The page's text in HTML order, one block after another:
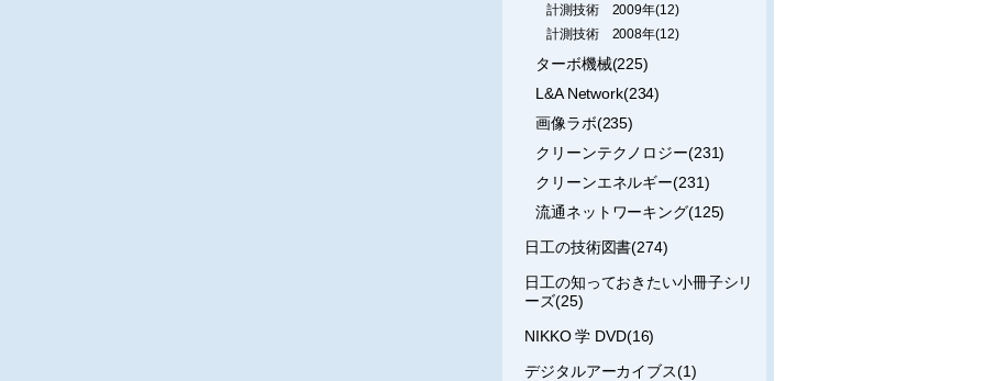
計測技術 2009年(12)
計測技術 2008年(12)
ターボ機械(225)
L&A Network(234)
画像ラボ(235)
クリーンテクノロジー(231)
クリーンエネルギー(231)
流通ネットワーキング(125)
日工の技術図書(274)
日工の知っておきたい小冊子シリ
ーズ(25)
NIKKO 学 DVD(16)
デジタルアーカイブス(1)